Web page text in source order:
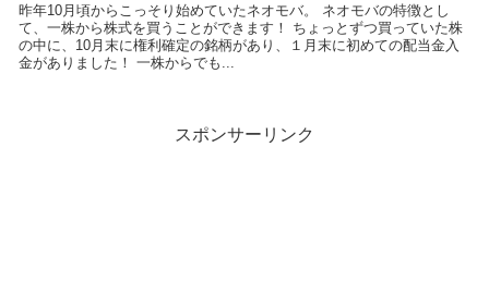
昨年10月頃からこっそり始めていたネオモバ。 ネオモバの特徴とし
て、一株から株式を買うことができます！ ちょっとずつ買っていた株
の中に、10月末に権利確定の銘柄があり、１月末に初めての配当金入
金がありました！ 一株からでも...
スポンサーリンク